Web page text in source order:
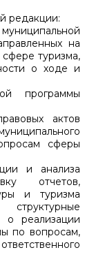
редакции:
на
туризма,
о ходе и
программы
актов
сферы
и анализа
отчетов,
и туризма
о реализации
по вопросам,